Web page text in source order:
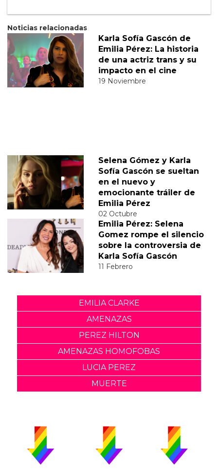
Noticias relacionadas
Karla Sofía Gascón de
Emilia Pérez: La historia
de una actriz trans y su
impacto en el cine
19 Noviembre
Selena Gómez y Karla
Sofía Gascón se sueltan
en el nuevo y
emocionante tráiler de
Emilia Pérez
02 Octubre
Emilia Pérez: Selena
Gomez rompe el silencio
sobre la controversia de
Karla Sofía Gascón
11 Febrero
EMILIA CLARKE
AMENAZAS
PEREZ HILTON
AMENAZAS HOMOFOBAS
LUCIA PEREZ
MUERTE